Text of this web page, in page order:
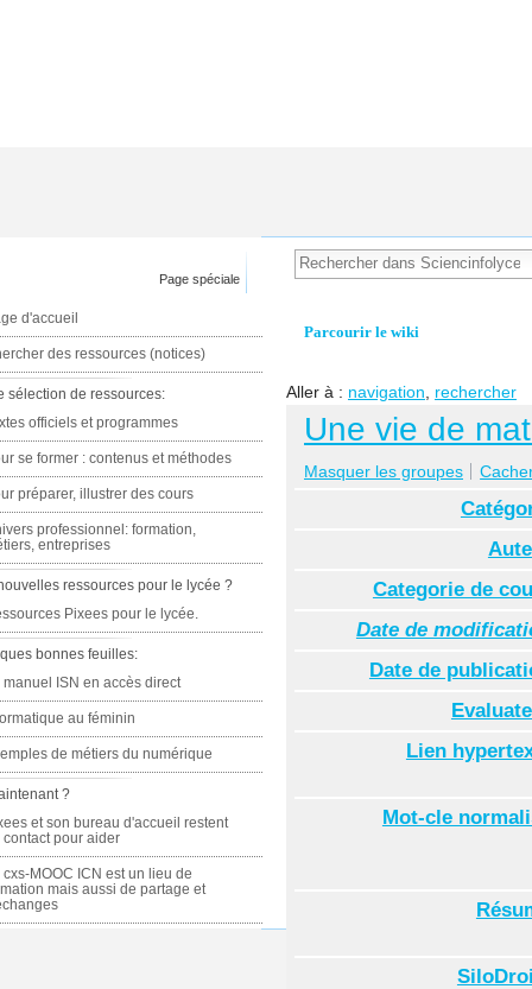
Parcourir le wiki
Aller à : navigation rechercher
Une vie de
Masquer les groupes
Categorie de
Date de
Date de
Lien
Mot-cle
Page spéciale
d'accueil
des ressources (notices)
sélection de ressources:
officiels et programmes
se former : contenus et méthodes
préparer, illustrer des cours
professionnel: formation,
entreprises
ressources pour le lycée ?
Pixees pour le lycée.
bonnes feuilles:
manuel ISN en accès direct
au féminin
de métiers du numérique
?
et son bureau d'accueil restent
contact pour aider
cxs-MOOC ICN est un lieu de
mais aussi de partage et